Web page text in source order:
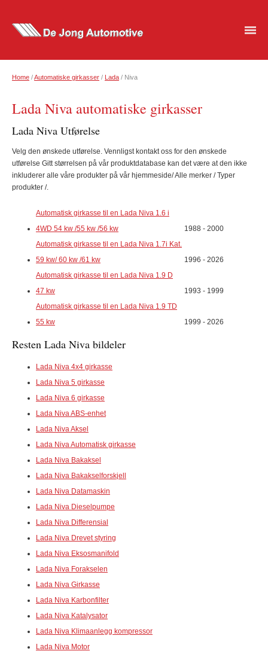
Home /Automatiske girkasser / Lada / Niva
Lada Niva automatiske girkasser
Lada Niva Utførelse
Velg den ønskede utførelse. Vennligst kontakt oss for den ønskede
utførelse Gitt størrelsen på vår produktdatabase kan det være at den ikke
inkluderer alle våre produkter på vår hjemmeside/ Alle merker / Typer
produkter /.
Automatisk girkasse til en Lada Niva 1.6 i
4WD 54 kw /55 kw /56 kw
1988 - 2000
Automatisk girkasse til en Lada Niva 1.7i Kat.
59 kw/ 60 kw /61 kw
1996 - 2026
Automatisk girkasse til en Lada Niva 1.9 D
47 kw
1993 - 1999
Automatisk girkasse til en Lada Niva 1.9 TD
55 kw
1999 - 2026
Resten Lada Niva bildeler
Lada Niva 4x4 girkasse
Lada Niva 5 girkasse
Lada Niva 6 girkasse
Lada Niva ABS-enhet
Lada Niva Aksel
Lada Niva Automatisk girkasse
Lada Niva Bakaksel
Lada Niva Bakakselforskjell
Lada Niva Datamaskin
Lada Niva Dieselpumpe
Lada Niva Differensial
Lada Niva Drevet styring
Lada Niva Eksosmanifold
Lada Niva Forakselen
Lada Niva Girkasse
Lada Niva Karbonfilter
Lada Niva Katalysator
Lada Niva Klimaanlegg kompressor
Lada Niva Motor